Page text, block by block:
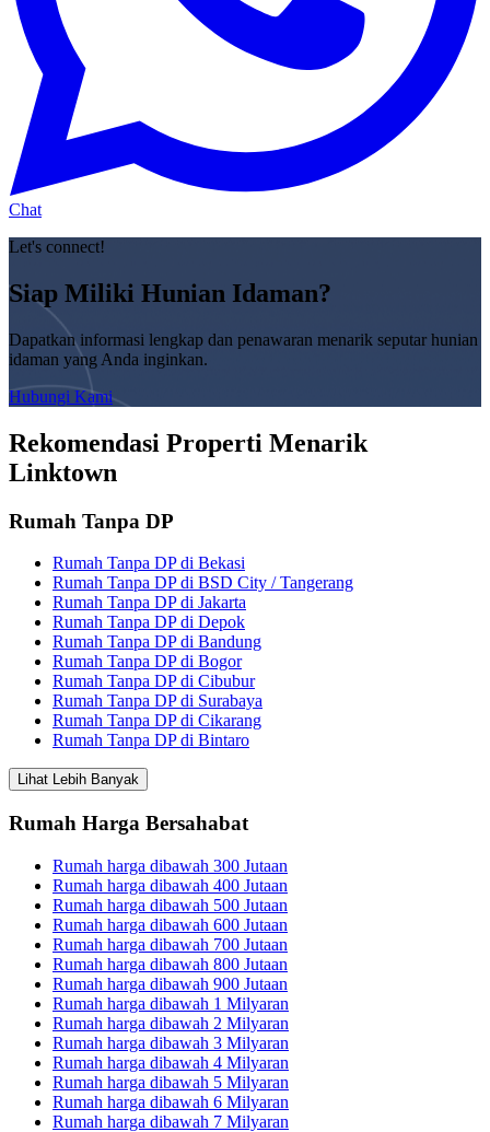
Chat
Let's connect!
Siap Miliki Hunian Idaman?
Dapatkan informasi lengkap dan penawaran menarik seputar hunian
idaman yang Anda inginkan.
Hubungi Kami
Rekomendasi Properti Menarik
Linktown
Rumah Tanpa DP
Rumah Tanpa DP di Bekasi
Rumah Tanpa DP di BSD City / Tangerang
Rumah Tanpa DP di Jakarta
Rumah Tanpa DP di Depok
Rumah Tanpa DP di Bandung
Rumah Tanpa DP di Bogor
Rumah Tanpa DP di Cibubur
Rumah Tanpa DP di Surabaya
Rumah Tanpa DP di Cikarang
Rumah Tanpa DP di Bintaro
Lihat Lebih Banyak
Rumah Harga Bersahabat
Rumah harga dibawah 300 Jutaan
Rumah harga dibawah 400 Jutaan
Rumah harga dibawah 500 Jutaan
Rumah harga dibawah 600 Jutaan
Rumah harga dibawah 700 Jutaan
Rumah harga dibawah 800 Jutaan
Rumah harga dibawah 900 Jutaan
Rumah harga dibawah 1 Milyaran
Rumah harga dibawah 2 Milyaran
Rumah harga dibawah 3 Milyaran
Rumah harga dibawah 4 Milyaran
Rumah harga dibawah 5 Milyaran
Rumah harga dibawah 6 Milyaran
Rumah harga dibawah 7 Milyaran